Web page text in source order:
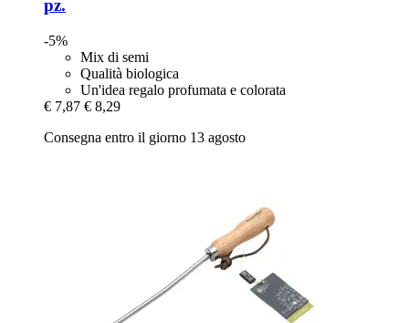
pz.
-5%
Mix di semi
Qualità biologica
Un'idea regalo profumata e colorata
€ 7,87 € 8,29
Consegna entro il giorno 13 agosto